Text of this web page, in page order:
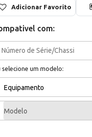
Adicionar Favorito
com:
selecione um modelo:
Equipamento
Modelo